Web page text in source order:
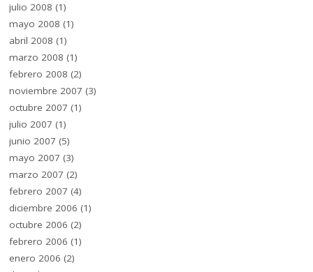
julio 2008 (1)
mayo 2008 (1)
abril 2008 (1)
marzo 2008 (1)
febrero 2008 (2)
noviembre 2007 (3)
octubre 2007 (1)
julio 2007 (1)
junio 2007 (5)
mayo 2007 (3)
marzo 2007 (2)
febrero 2007 (4)
diciembre 2006 (1)
octubre 2006 (2)
febrero 2006 (1)
enero 2006 (2)